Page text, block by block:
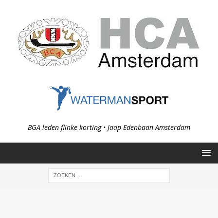
BGA leden flinke korting • Jaap Edenbaan Amsterdam